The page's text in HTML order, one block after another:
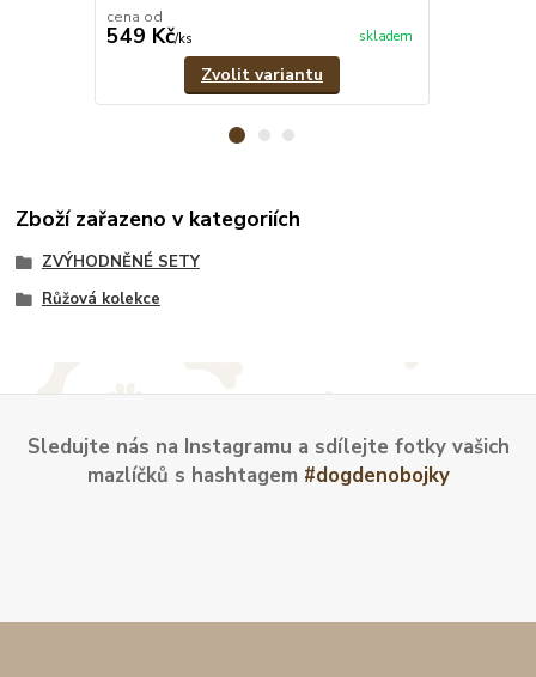
cena od
549 Kč/ks skladem
Zvolit variantu
Zboží zařazeno v kategoriích
ZVÝHODNĚNÉ SETY
Růžová kolekce
Sledujte nás na Instagramu a sdílejte fotky vašich
mazlíčků s hashtagem #dogdenobojky